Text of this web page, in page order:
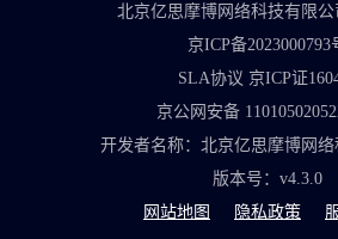
北京亿思摩博网络科技有限
京ICP备2023000793
SLA协议 京ICP证
京公网安备
开发者名称：北京亿思摩博网络
版本号：v4.3.0
网站地图
隐私政策